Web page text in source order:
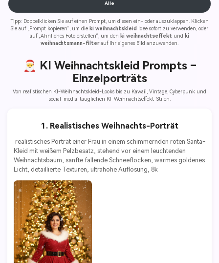
Alle
Tipp: Doppelklicken Sie auf einen Prompt, um diesen ein- oder auszuklappen. Klicken
Sie auf „Prompt kopieren“, um die ki weihnachtskleid Idee sofort zu verwenden, oder
auf „Ähnliches Foto erstellen“, um den ki weihnachtseffekt und ki
weihnachtsmann-filterauf Ihr eigenes Bild anzuwenden.
🎅 KI Weihnachtskleid Prompts –
Einzelporträts
Von realistischen KI-Weihnachtskleid-Looks bis zu Kawaii, Vintage, Cyberpunk und
social-media-tauglichen KI-Weihnachtseffekt-Stilen.
1. Realistisches Weihnachts-Porträt
realistisches Porträt einer Frau in einem schimmernden roten Santa-
Kleid mit weißem Pelzbesatz, stehend vor einem leuchtenden
Weihnachtsbaum, sanfte fallende Schneeflocken, warmes goldenes